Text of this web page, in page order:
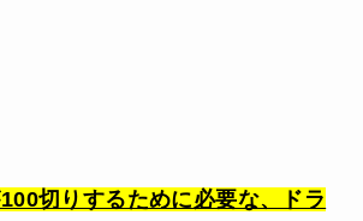
切りするために必要な、ドラ